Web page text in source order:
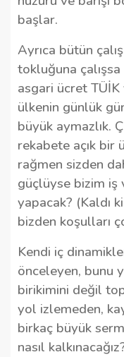
başlar.
Ayrıca bütün
tokluğuna
asgari ücret TÜİK
ülkenin günlük
büyük aymazlık.
rekabete açık bir
rağmen sizden
güçlüyse bizim iş
yapacak? (Kaldı
bizden koşulları
Kendi iç
önceleyen, bunu
birikimini değil
yol izlemeden,
birkaç büyük
nasıl